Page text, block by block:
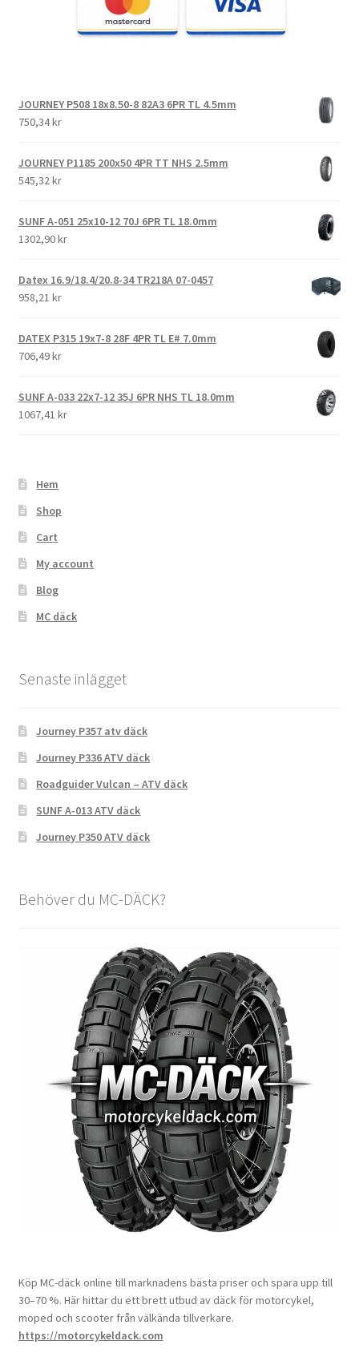
JOURNEY P508 18x8.50-8 82A3 6PR TL 4.5mm
750,34 kr
JOURNEY P1185 200x50 4PR TT NHS 2.5mm
545,32 kr
SUNF A-051 25x10-12 70J 6PR TL 18.0mm
1302,90 kr
Datex 16.9/18.4/20.8-34 TR218A 07-0457
958,21 kr
DATEX P315 19x7-8 28F 4PR TL E# 7.0mm
706,49 kr
SUNF A-033 22x7-12 35J 6PR NHS TL 18.0mm
1067,41 kr
Hem
Shop
Cart
My account
Blog
MC däck
Senaste inlägget
Journey P357 atv däck
Journey P336 ATV däck
Roadguider Vulcan – ATV däck
SUNF A-013 ATV däck
Journey P350 ATV däck
Behöver du MC-DÄCK?
Köp MC-däck online till marknadens bästa priser och spara upp till
30–70 %. Här hittar du ett brett utbud av däck för motorcykel,
moped och scooter från välkända tillverkare.
https://motorcykeldack.com